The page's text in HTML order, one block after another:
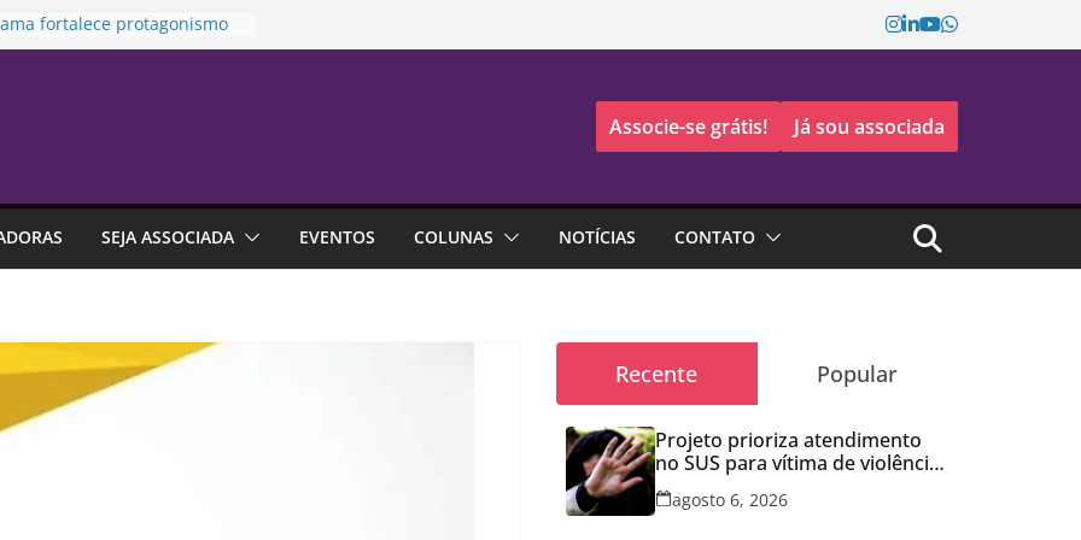
fortalece protagonismo
de franquias
é alternativa de
Associe-se grátis! Já sou associada
SEJA ASSOCIADA EVENTOS COLUNAS NOTÍCIAS CONTATO
Recente Popular
Projeto prioriza atendimento
no SUS para vítima de violência
doméstica
agosto 6, 2026